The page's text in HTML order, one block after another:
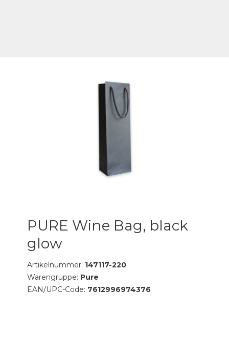
PURE Wine Bag, black
glow
Artikelnummer: 147117-220
Warengruppe: Pure
EAN/UPC-Code: 7612996974376